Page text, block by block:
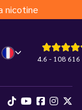
nicotine
4.6 - 108 616